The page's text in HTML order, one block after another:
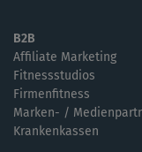
B2B
Affiliate Marketing
Fitnessstudios
Firmenfitness
Marken- /
Krankenkassen